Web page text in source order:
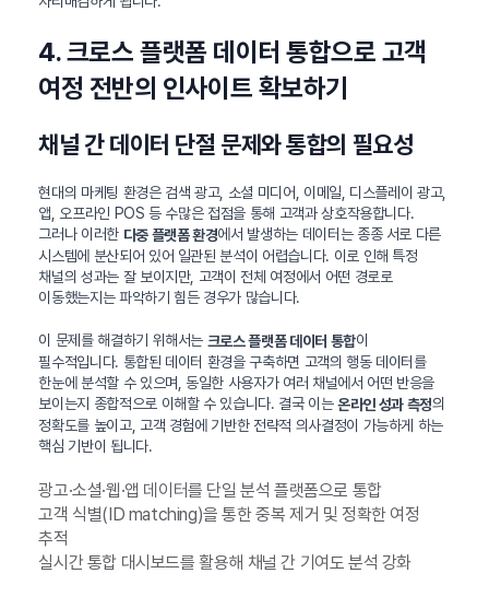
4. 크로스 플랫폼 데이터 통합으로 고객
여정 전반의 인사이트 확보하기
채널 간 데이터 단절 문제와 통합의 필요성
현대의 마케팅 환경은 검색 광고, 소셜 미디어, 이메일, 디스플레이 광고,
앱, 오프라인 POS 등 수많은 접점을 통해 고객과 상호작용합니다.
그러나 이러한 다중 플랫폼 환경에서 발생하는 데이터는 종종 서로 다른
시스템에 분산되어 있어 일관된 분석이 어렵습니다. 이로 인해 특정
채널의 성과는 잘 보이지만, 고객이 전체 여정에서 어떤 경로로
이동했는지는 파악하기 힘든 경우가 많습니다.
이 문제를 해결하기 위해서는 크로스 플랫폼 데이터 통합이
필수적입니다. 통합된 데이터 환경을 구축하면 고객의 행동 데이터를
한눈에 분석할 수 있으며, 동일한 사용자가 여러 채널에서 어떤 반응을
보이는지 종합적으로 이해할 수 있습니다. 결국 이는온라인 성과 측정의
정확도를 높이고, 고객 경험에 기반한 전략적 의사결정이 가능하게 하는
핵심 기반이 됩니다.
광고·소셜·웹·앱 데이터를 단일 분석 플랫폼으로 통합
고객 식별(ID matching)을 통한 중복 제거 및 정확한 여정
추적
실시간 통합 대시보드를 활용해 채널 간 기여도 분석 강화